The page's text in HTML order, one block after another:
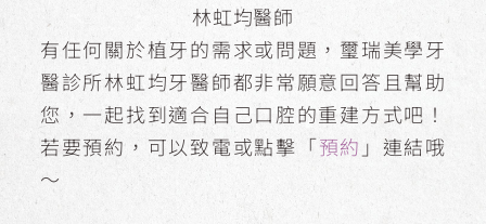
林虹均醫師
有任何關於植牙的需求或問題，璽瑞美學牙
醫診所林虹均牙醫師都非常願意回答且幫助
您，一起找到適合自己口腔的重建方式吧！
若要預約，可以致電或點擊「預約 」連結哦
～